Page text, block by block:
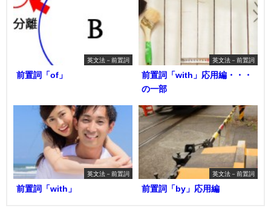
英文法－前置詞
前置詞「of」
英文法－前置詞
前置詞「with」応用編・・・
の一部
英文法－前置詞
前置詞「with」
英文法－前置詞
前置詞「by」応用編